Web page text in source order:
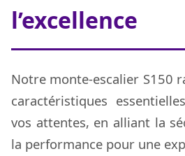
l’excellence
Notre monte-escalier S150
caractéristiques
vos attentes, en alliant la
la performance pour une